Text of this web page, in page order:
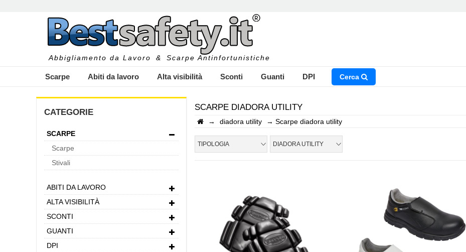
Abbigliamento da Lavoro & Scarpe Antinfortunistiche
Scarpe Abiti da lavoro Alta visibilità Sconti Guanti DPI Cerca
INSERISCI IL NOME DEL PRODOTTO CHE STAI CERCANDO
CATEGORIE
SCARPE
Scarpe
Stivali
ABITI DA LAVORO
ALTA VISIBILITÀ
SCONTI
GUANTI
DPI
SCARPE DIADORA UTILITY
→ diadora utility → Scarpe diadora utility
TIPOLOGIA DIADORA UTILITY